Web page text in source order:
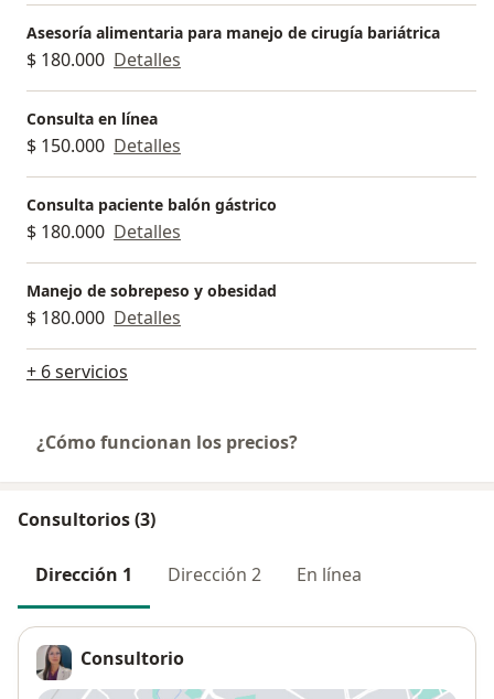
estudios de investigación.
Asesoría alimentaria para manejo de cirugía bariátrica
$ 180.000 Detalles
Consulta en línea
$ 150.000 Detalles
Consulta paciente balón gástrico
$ 180.000 Detalles
Manejo de sobrepeso y obesidad
$ 180.000 Detalles
+ 6 servicios
¿Cómo funcionan los precios?
Consultorios (3)
Dirección 1 Dirección 2 En línea
Consultorio